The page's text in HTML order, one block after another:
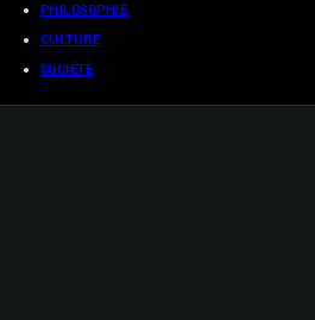
PHILOSOPHIE
CULTURE
SOCIÉTÉ